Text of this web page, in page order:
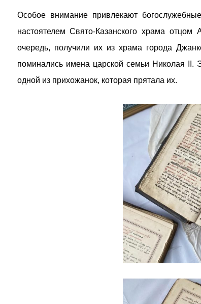
Особое внимание привлекают
настоятелем Свято-Казанского храма
очередь, получили их из храма города
поминались имена царской семьи Николая II.
одной из прихожанок, которая прятала их.